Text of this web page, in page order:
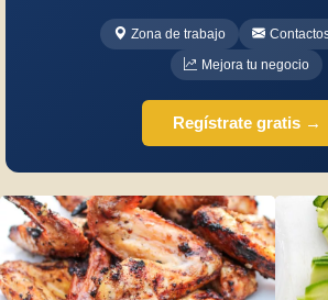
Zona de trabajo
Mejora tu negocio
Regístrate gratis →